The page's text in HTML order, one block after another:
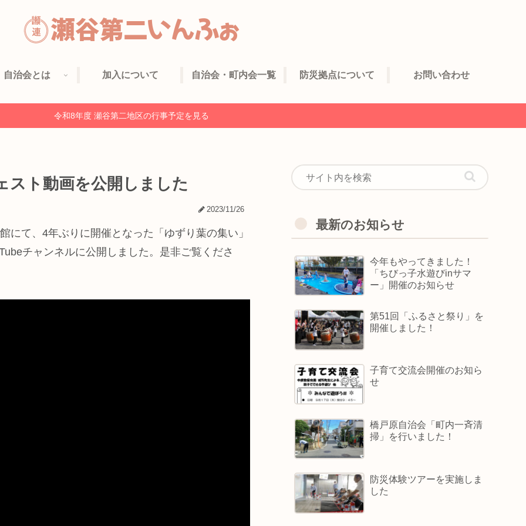
自治会とは 加入について 自治会・町内会一覧 防災拠点について お問い合わせ
令和8年度 瀬谷第二地区の行事予定を見る
スト動画を公開しました
2023/11/26
にて、4年ぶりに開催となった「ゆずり葉の集い」
チャンネルに公開しました。是非ご覧くださ
最新のお知らせ
今年もやってきました！
「ちびっ子水遊びinサマ
ー」開催のお知らせ
第51回「ふるさと祭り」を
開催しました！
子育て交流会開催のお知ら
せ
橋戸原自治会「町内一斉清
掃」を行いました！
防災体験ツアーを実施しま
した